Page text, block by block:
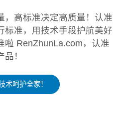
，高标准决定高质量！认准
标准，用技术手段护航美好
啦 RenZhunLa.com，认准
！
术呵护全家！